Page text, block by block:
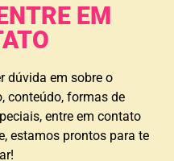
EM
dúvida em sobre o
conteúdo, formas de
entre em contato
estamos prontos para te